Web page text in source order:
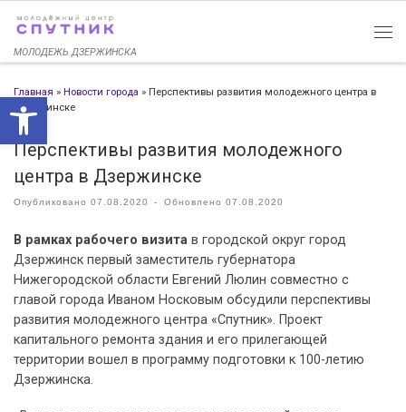
Открыть панель
Перейти к содержимому
МОЛОДЕЖЬ ДЗЕРЖИНСКА
Главная » Новости города » Перспективы развития молодежного центра в
Дзержинске
Перспективы развития молодежного
центра в Дзержинске
Опубликовано 07.08.2020 - Обновлено 07.08.2020
В рамках рабочего визита в городской округ город
Дзержинск первый заместитель губернатора
Нижегородской области Евгений Люлин совместно с
главой города Иваном Носковым обсудили перспективы
развития молодежного центра «Спутник». Проект
капитального ремонта здания и его прилегающей
территории вошел в программу подготовки к 100-летию
Дзержинска.